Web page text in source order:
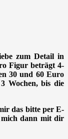
zum Detail in
Figur beträgt 4-
30 und 60 Euro
Wochen, bis die
das bitte per E-
mich dann mit dir